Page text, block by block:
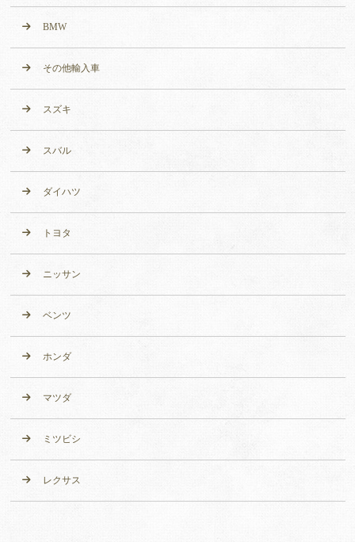
BMW
その他輸入車
スズキ
スバル
ダイハツ
トヨタ
ニッサン
ベンツ
ホンダ
マツダ
ミツビシ
レクサス